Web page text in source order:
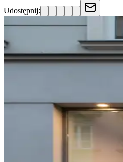
Udostępnij: